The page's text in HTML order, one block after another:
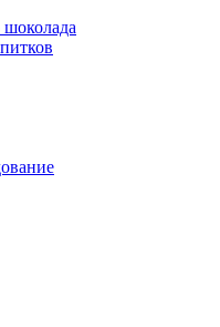
шоколада